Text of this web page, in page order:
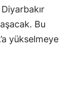
Bu
yükselmeye